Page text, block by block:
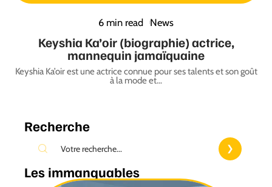
6 min read News
Keyshia Ka’oir (biographie) actrice,
mannequin jamaïquaine
Keyshia Ka’oir est une actrice connue pour ses talents et son goût
à la mode et…
Recherche
Les immanquables